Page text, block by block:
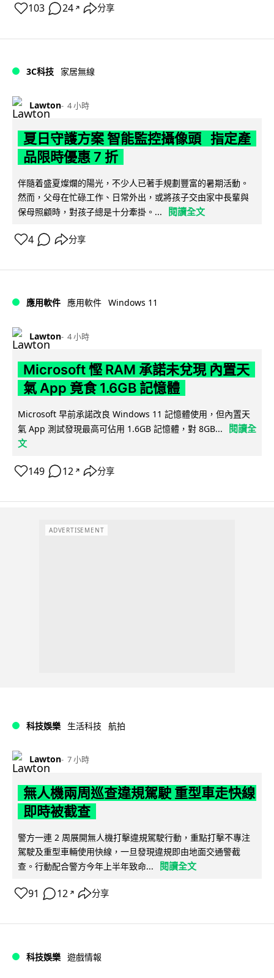
103 24 ↗ 分享
3C科技 家居無線
Lawton 4 小時
夏日守護方案 智能監控攝像頭 指定產
品限時優惠 7 折
伴隨着盛夏燦爛的陽光，不少人已著手規劃豐富的暑期活動。
然而，父母在忙碌工作、日常外出，或將孩子交由家中長輩與
保母照顧時，對孩子總是十分牽掛。...
閱讀全文
4 分享
應用軟件 應用軟件 Windows 11
Lawton 4 小時
Microsoft 慳 RAM 承諾未兌現 內置天
氣 App 竟食 1.6GB 記憶體
Microsoft 早前承諾改良 Windows 11 記憶體使用，但內置天
氣 App 測試發現最高可佔用 1.6GB 記憶體，對 8GB...
閱讀全
文
149 12 ↗ 分享
ADVERTISEMENT
科技娛樂 生活科技 航拍
Lawton 7 小時
無人機兩周巡查違規駕駛 重型車走快線
即時被截查
警方一連 2 周展開無人機打擊違規駕駛行動，重點打擊不專注
駕駛及重型車輛使用快線，一旦發現違規即由地面交通警截
查。行動配合警方今年上半年致命...
閱讀全文
91 12 ↗ 分享
科技娛樂 遊戲情報